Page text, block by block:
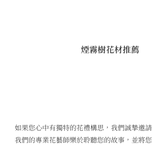
煙霧樹花材推薦
如果您心中有獨特的花禮構思，我們誠摯邀
我們的專業花藝師樂於聆聽您的故事，並將